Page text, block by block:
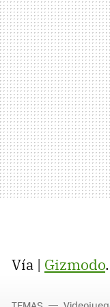
Vía | Gizmodo.